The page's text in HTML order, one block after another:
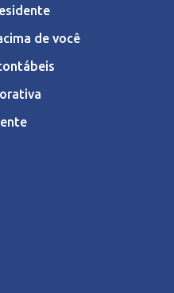
de você